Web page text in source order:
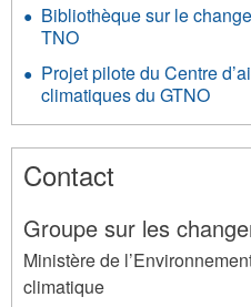
Bibliothèque sur le
TNO
Projet pilote du Centre
climatiques du GTNO
Contact
Groupe sur les
Ministère de
climatique